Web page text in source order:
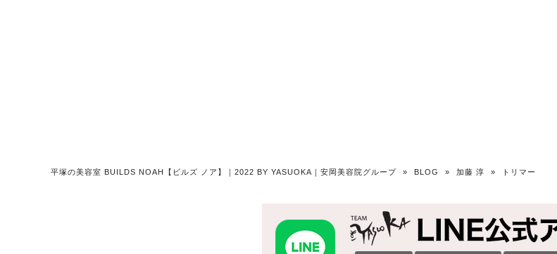
平塚の美容室 BUILDS NOAH【ビルズ ノア】｜2022 BY YASUOKA｜安岡美容院グループ » BLOG » 加藤 淳 » トリマー